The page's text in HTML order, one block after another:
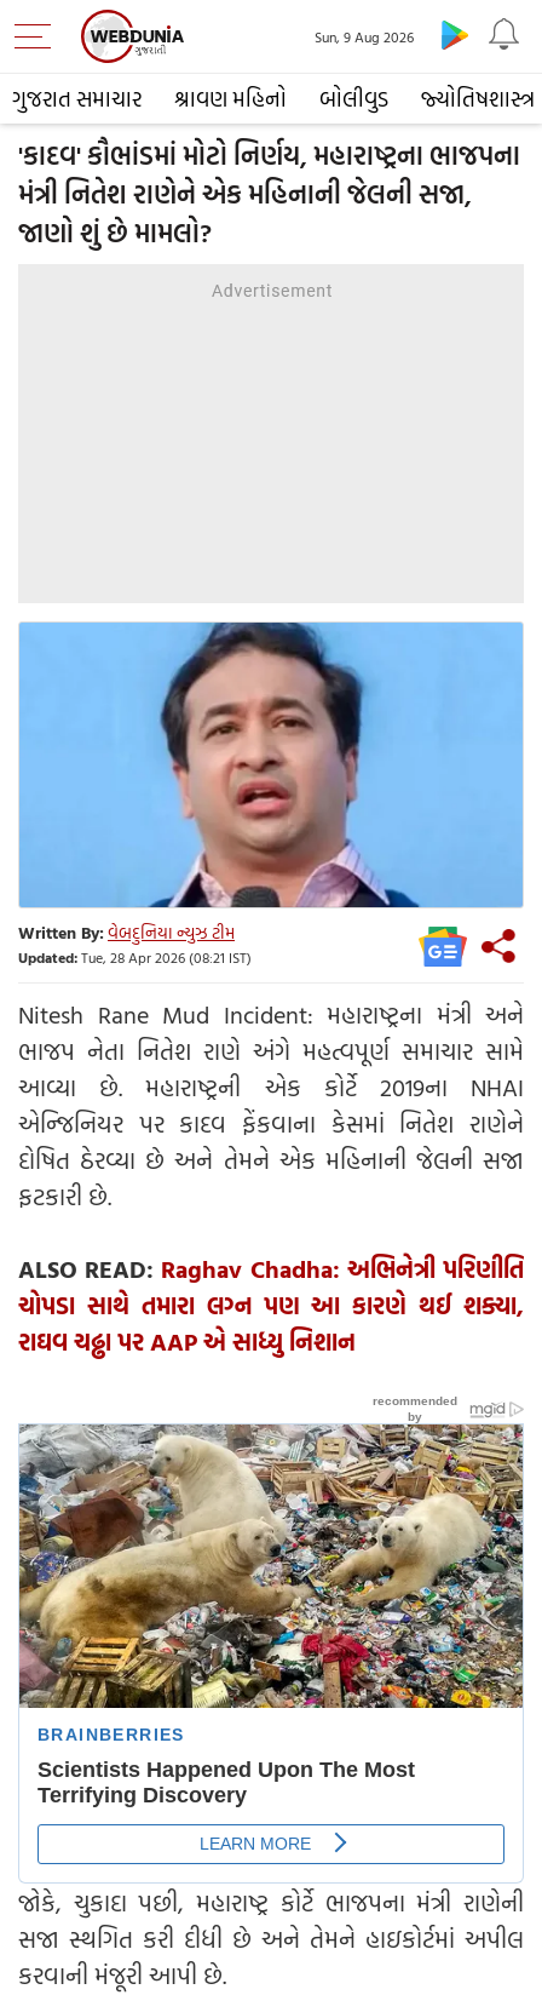
ગુજરાત સમાચાર શ્રાવણ મહિનો બોલીવુડ જ્યોતિષશાસ્ત્ર
Sun, 9 Aug 2026
'કાદવ' કૌભાંડમાં મોટો નિર્ણય, મહારાષ્ટ્રના ભાજપના
મંત્રી નિતેશ રાણેને એક મહિનાની જેલની સજા,
જાણો શું છે મામલો?
Written By:વેબદુનિયા ન્યુઝ ટીમ
Updated:Tue, 28 Apr 2026 (08:21 IST)
Nitesh Rane Mud Incident: મહારાષ્ટ્રના મંત્રી અને
ભાજપ નેતા નિતેશ રાણે અંગે મહત્વપૂર્ણ સમાચાર સામે
આવ્યા છે. મહારાષ્ટ્રની એક કોર્ટે 2019ના NHAI
એન્જિનિયર પર કાદવ ફેંકવાના કેસમાં નિતેશ રાણેને
દોષિત ઠેરવ્યા છે અને તેમને એક મહિનાની જેલની સજા
ફટકારી છે.
ALSO READ: Raghav Chadha: અભિનેત્રી પરિણીતિ
ચોપડા સાથે તમારા લગ્ન પણ આ કારણે થઈ શક્યા,
રાઘવ ચઢ્ઢા પર AAP એ સાધ્યુ નિશાન
જોકે, ચુકાદા પછી, મહારાષ્ટ્ર કોર્ટે ભાજપના મંત્રી રાણેની
સજા સ્થગિત કરી દીધી છે અને તેમને હાઇકોર્ટમાં અપીલ
કરવાની મંજૂરી આપી છે.